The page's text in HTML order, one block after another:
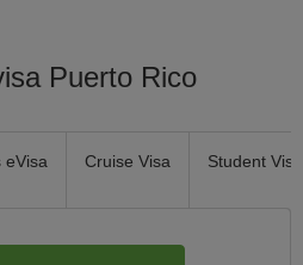
Puerto Rico
eVisa Cruise Visa Student Visa